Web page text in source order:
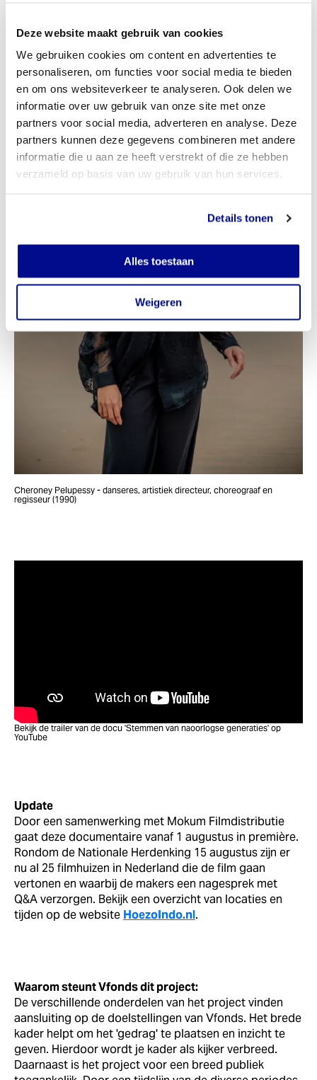
Deze website maakt gebruik van cookies
We gebruiken cookies om content en advertenties te
personaliseren, om functies voor social media te bieden
en om ons websiteverkeer te analyseren. Ook delen we
informatie over uw gebruik van onze site met onze
partners voor social media, adverteren en analyse. Deze
partners kunnen deze gegevens combineren met andere
informatie die u aan ze heeft verstrekt of die ze hebben
verzameld op basis van uw gebruik van hun services.
Details tonen
Alles toestaan
Weigeren
Cheroney Pelupessy - danseres, artistiek directeur, choreograaf en
regisseur (1990)
Bekijk de trailer van de docu 'Stemmen van naoorlogse generaties' op
YouTube
Update
Door een samenwerking met Mokum Filmdistributie
gaat deze documentaire vanaf 1 augustus in première.
Rondom de Nationale Herdenking 15 augustus zijn er
nu al 25 filmhuizen in Nederland die de film gaan
vertonen en waarbij de makers een nagesprek met
Q&A verzorgen. Bekijk een overzicht van locaties en
tijden op de website HoezoIndo.nl.
Waarom steunt Vfonds dit project:
De verschillende onderdelen van het project vinden
aansluiting op de doelstellingen van Vfonds. Het brede
kader helpt om het 'gedrag' te plaatsen en inzicht te
geven. Hierdoor wordt je kader als kijker verbreed.
Daarnaast is het project voor een breed publiek